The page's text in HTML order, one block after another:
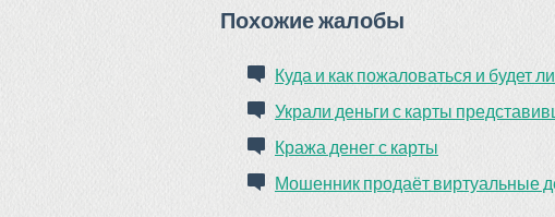
Похожие жалобы
Куда и как пожаловаться и будет
Украли деньги с карты
Кража денег с карты
Мошенник продаёт виртуальные